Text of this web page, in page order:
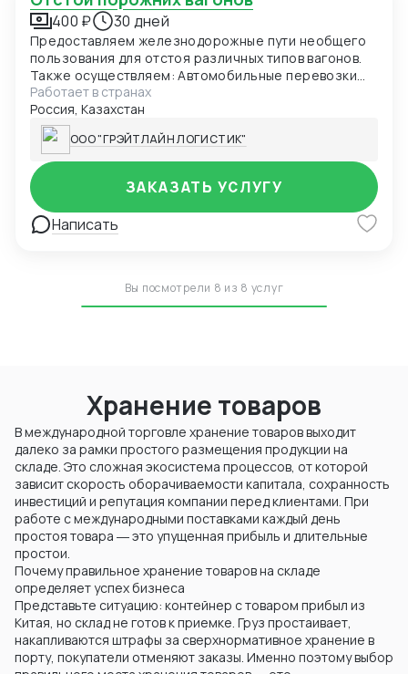
400 ₽ 30 дней
Предоставляем железнодорожные пути необщего
пользования для отстоя различных типов вагонов.
Также осуществляем: Автомобильные перевозки
FTL/LTL — стандартные, объемные, температурные
и сборные грузы; Железнодорожные перевозки
FCL/LCL — полный комплекс услуг с соблюдением
сроков и стандартов качества.
Работает в странах
Россия, Казахстан
ООО "ГРЭЙТЛАЙН ЛОГИСТИК"
Написать
ЗАКАЗАТЬ УСЛУГУ
Вы посмотрели 8 из 8 услуг
Хранение товаров
В международной торговле хранение товаров выходит
далеко за рамки простого размещения продукции на
складе. Это сложная экосистема процессов, от которой
зависит скорость оборачиваемости капитала, сохранность
инвестиций и репутация компании перед клиентами. При
работе с международными поставками каждый день
простоя товара ― это упущенная прибыль и длительные
простои.
Почему правильное хранение товаров на складе
определяет успех бизнеса
Представьте ситуацию: контейнер с товаром прибыл из
Китая, но склад не готов к приемке. Груз простаивает,
накапливаются штрафы за сверхнормативное хранение в
порту, покупатели отменяют заказы. Именно поэтому выбор